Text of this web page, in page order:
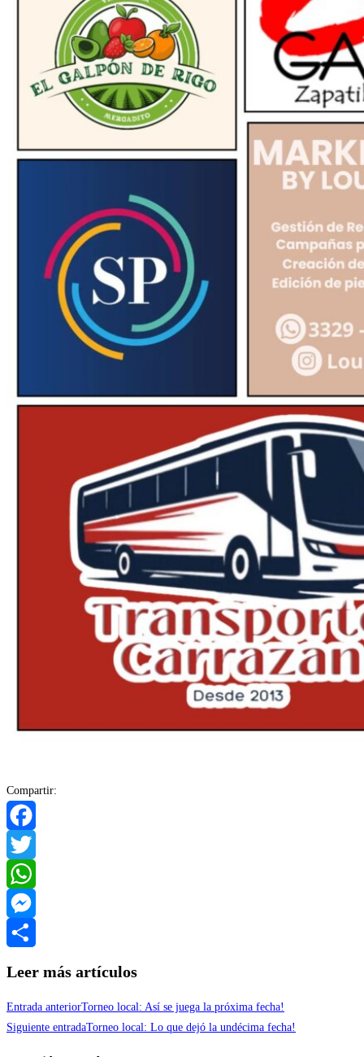
Compartir:
Facebook
Twitter
WhatsApp
Messenger
Leer más artículos
Entrada anteriorTorneo local: Así se juega la próxima fecha!
Siguiente entradaTorneo local: Lo que dejó la undécima fecha!